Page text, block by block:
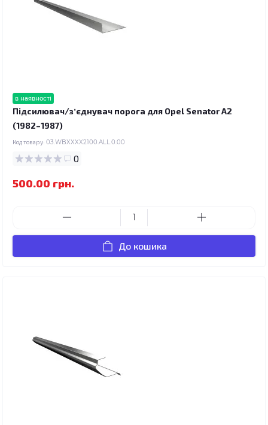
в наявності
Підсилювач/зʼєднувач порога для Opel Senator A2
(1982–1987)
Код товару: 03.WBXXXX2100.ALL.0.00
0
500.00 грн.
До кошика